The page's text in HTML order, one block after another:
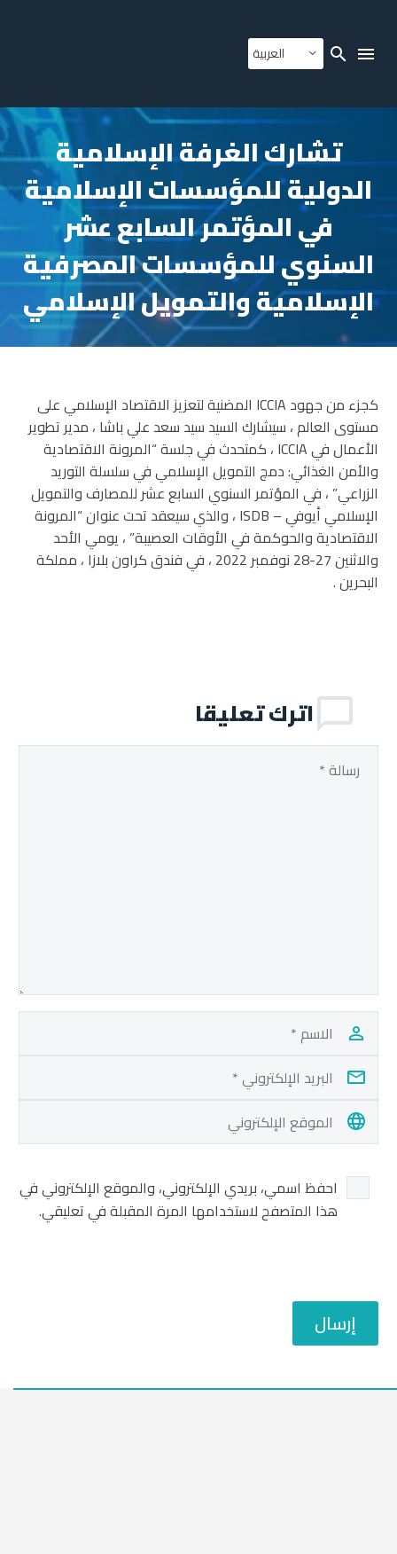
العربية
تشارك الغرفة الإسلامية
الدولية للمؤسسات الإسلامية
في المؤتمر السابع عشر
السنوي للمؤسسات المصرفية
الإسلامية والتمويل الإسلامي
كجزء من جهود ICCIA المضنية لتعزيز الاقتصاد الإسلامي على
مستوى العالم ، سيشارك السيد سيد سعد علي باشا ، مدير تطوير
الأعمال في ICCIA ، كمتحدث في جلسة “المرونة الاقتصادية
والأمن الغذائي: دمج التمويل الإسلامي في سلسلة التوريد
الزراعي” ، في المؤتمر السنوي السابع عشر للمصارف والتمويل
الإسلامي أيوفي – ISDB ، والذي سيعقد تحت عنوان “المرونة
الاقتصادية والحوكمة في الأوقات العصيبة” ، يومي الأحد
والاثنين 27-28 نوفمبر 2022 ، في فندق كراون بلازا ، مملكة
البحرين .
اترك تعليقا
احفظ اسمي، بريدي الإلكتروني، والموقع الإلكتروني في
هذا المتصفح لاستخدامها المرة المقبلة في تعليقي.
إرسال